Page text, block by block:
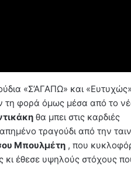
«Σ’ΑΓΑΠΩ» και
όμως μέσα από το
θα μπει στις καρδιές
από την ταινία
Μπουλμέτη , που
κι έθεσε υψηλούς στόχους